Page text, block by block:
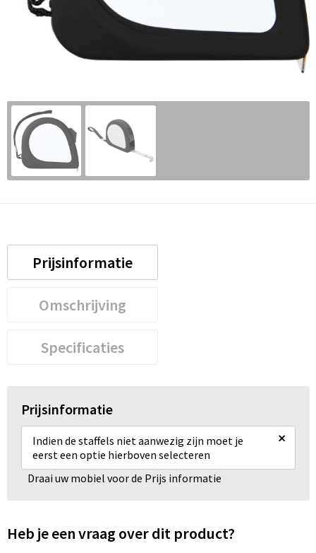
Prijsinformatie
Omschrijving
Specificaties
Prijsinformatie
Indien de staffels niet aanwezig zijn moet je
eerst een optie hierboven selecteren
×
Draai uw mobiel voor de Prijs informatie
Heb je een vraag over dit product?